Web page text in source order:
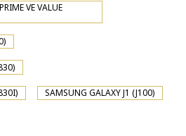
VE VALUE
SAMSUNG GALAXY J1 (J100)